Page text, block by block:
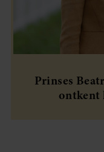
Prinses
ontkent